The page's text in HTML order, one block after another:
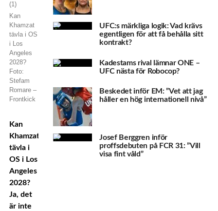
Kan
Khamzat
tävla i OS
i Los
Angeles
2028?
Foto:
Stefam
Romare –
Frontkick
Kan
Khamzat
tävla i
OS i Los
Angeles
2028?
Ja, det
är inte
UFC:s märkliga logik: Vad krävs
egentligen för att få behålla sitt
kontrakt?
Kadestams rival lämnar ONE –
UFC nästa för Robocop?
Beskedet inför EM: ”Vet att jag
håller en hög internationell nivå”
Josef Berggren inför
proffsdebuten på FCR 31: ”Vill
visa fint våld”